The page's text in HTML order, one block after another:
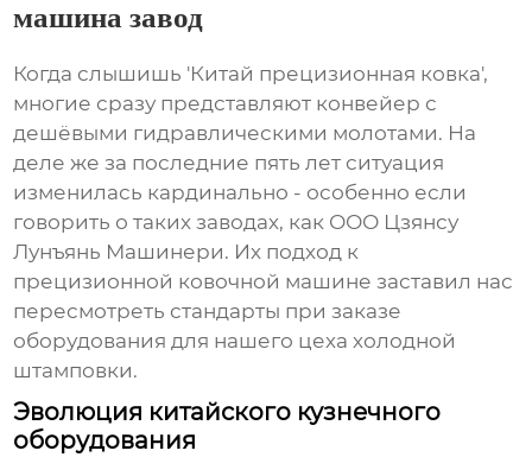
машина завод
Когда слышишь 'Китай прецизионная ковка',
многие сразу представляют конвейер с
дешёвыми гидравлическими молотами. На
деле же за последние пять лет ситуация
изменилась кардинально - особенно если
говорить о таких заводах, как ООО Цзянсу
Лунъянь Машинери. Их подход к
прецизионной ковочной машине заставил нас
пересмотреть стандарты при заказе
оборудования для нашего цеха холодной
штамповки.
Эволюция китайского кузнечного
оборудования